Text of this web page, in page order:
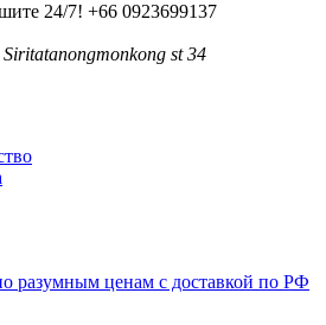
24/7! +66 0923699137
st 34
разумным ценам с доставкой по РФ